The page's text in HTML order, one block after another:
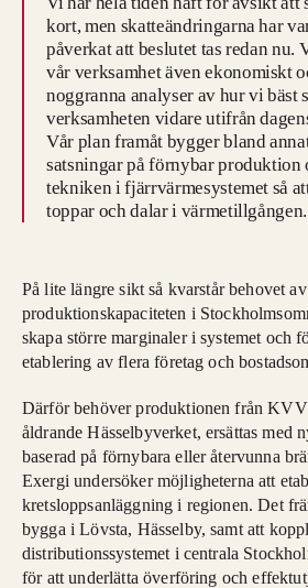
kort, men skatteändringarna har
påverkat att beslutet tas redan nu.
vår verksamhet även ekonomiskt
noggranna analyser av hur vi bäst
verksamheten vidare utifrån
Vår plan framåt bygger bland
satsningar på förnybar produktion
tekniken i fjärrvärmesystemet så
toppar och dalar i värmetillgången.
På lite längre sikt så kvarstår behovet
produktionskapaciteten i
skapa större marginaler i systemet och
etablering av flera företag och
Därför behöver produktionen från
åldrande Hässelbyverket, ersättas med
baserad på förnybara eller återvunna
Exergi undersöker möjligheterna att
kretsloppsanläggning i regionen. Det
bygga i Lövsta, Hässelby, samt att
distributionssystemet i centrala
för att underlätta överföring och